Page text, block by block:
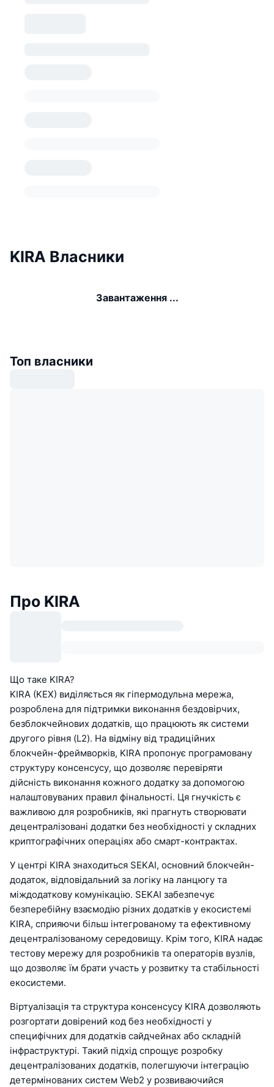
KIRA Власники
Завантаження ...
Топ власники
Про KIRA
Що таке KIRA?
KIRA (KEX) виділяється як гіпермодульна мережа,
розроблена для підтримки виконання бездовірчих,
безблокчейнових додатків, що працюють як системи
другого рівня (L2). На відміну від традиційних
блокчейн-фреймворків, KIRA пропонує програмовану
структуру консенсусу, що дозволяє перевіряти
дійсність виконання кожного додатку за допомогою
налаштовуваних правил фінальності. Ця гнучкість є
важливою для розробників, які прагнуть створювати
децентралізовані додатки без необхідності у складних
криптографічних операціях або смарт-контрактах.
У центрі KIRA знаходиться SEKAI, основний блокчейн-
додаток, відповідальний за логіку на ланцюгу та
міждодаткову комунікацію. SEKAI забезпечує
безперебійну взаємодію різних додатків у екосистемі
KIRA, сприяючи більш інтегрованому та ефективному
децентралізованому середовищу. Крім того, KIRA надає
тестову мережу для розробників та операторів вузлів,
що дозволяє їм брати участь у розвитку та стабільності
екосистеми.
Віртуалізація та структура консенсусу KIRA дозволяють
розгортати довірений код без необхідності у
специфічних для додатків сайдчейнах або складній
інфраструктурі. Такий підхід спрощує розробку
децентралізованих додатків, полегшуючи інтеграцію
детермінованих систем Web2 у розвиваючийся